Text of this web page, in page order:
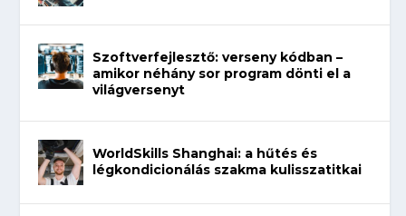
Szoftverfejlesztő: verseny kódban –
amikor néhány sor program dönti el a
világversenyt
WorldSkills Shanghai: a hűtés és
légkondicionálás szakma kulisszatitkai